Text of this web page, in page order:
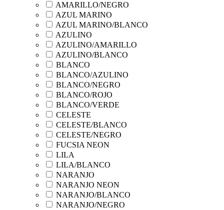
AMARILLO/NEGRO
AZUL MARINO
AZUL MARINO/BLANCO
AZULINO
AZULINO/AMARILLO
AZULINO/BLANCO
BLANCO
BLANCO/AZULINO
BLANCO/NEGRO
BLANCO/ROJO
BLANCO/VERDE
CELESTE
CELESTE/BLANCO
CELESTE/NEGRO
FUCSIA NEON
LILA
LILA/BLANCO
NARANJO
NARANJO NEON
NARANJO/BLANCO
NARANJO/NEGRO